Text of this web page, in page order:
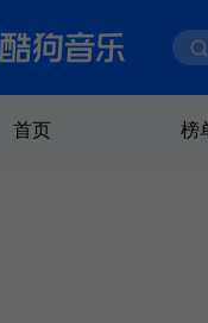
首页 榜